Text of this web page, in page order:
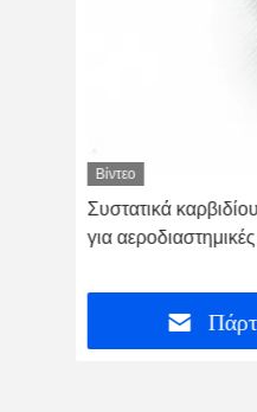
Βίντεο
Συστατικά
για